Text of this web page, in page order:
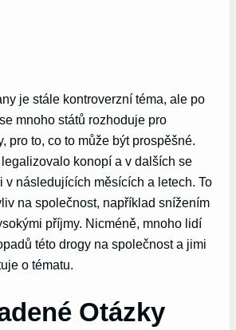
je stále kontroverzní téma, ale po
mnoho států rozhoduje pro
pro to, co to může být prospěšné.
konopí a v dalších se
v následujících měsících a letech. To
na společnost, například snížením
příjmy. Nicméně, mnoho lidí
této drogy na společnost a jimi
o tématu.
Otázky